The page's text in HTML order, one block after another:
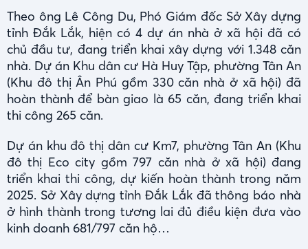
Theo ông Lê Công Du, Phó Giám đốc Sở Xây dựng
tỉnh Đắk Lắk, hiện có 4 dự án nhà ở xã hội đã có
chủ đầu tư, đang triển khai xây dựng với 1.348 căn
nhà. Dự án Khu dân cư Hà Huy Tập, phường Tân An
(Khu đô thị Ân Phú gồm 330 căn nhà ở xã hội) đã
hoàn thành để bàn giao là 65 căn, đang triển khai
thi công 265 căn.
Dự án khu đô thị dân cư Km7, phường Tân An (Khu
đô thị Eco city gồm 797 căn nhà ở xã hội) đang
triển khai thi công, dự kiến hoàn thành trong năm
2025. Sở Xây dựng tỉnh Đắk Lắk đã thông báo nhà
ở hình thành trong tương lai đủ điều kiện đưa vào
kinh doanh 681/797 căn hộ…